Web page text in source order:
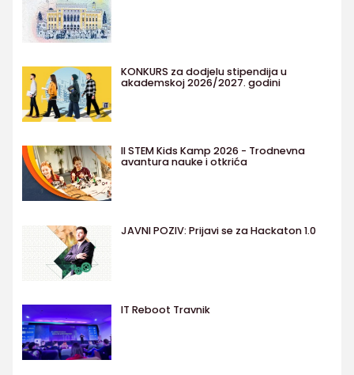
KONKURS za dodjelu stipendija u
akademskoj 2026/2027. godini
II STEM Kids Kamp 2026 - Trodnevna
avantura nauke i otkrića
JAVNI POZIV: Prijavi se za Hackaton 1.0
IT Reboot Travnik